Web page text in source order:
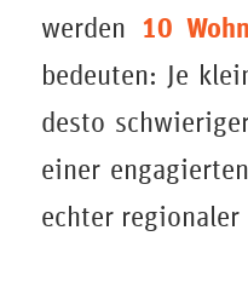
werden 10
bedeuten: Je
desto
einer
echter regionaler